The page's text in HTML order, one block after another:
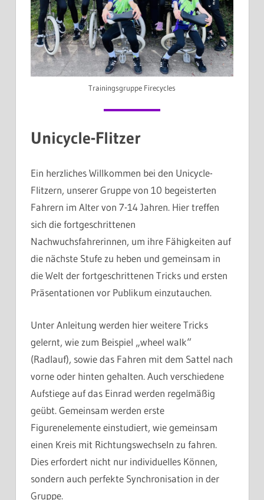
Trainingsgruppe Firecycles
Unicycle-Flitzer
Ein herzliches Willkommen bei den Unicycle-
Flitzern, unserer Gruppe von 10 begeisterten
Fahrern im Alter von 7-14 Jahren. Hier treffen
sich die fortgeschrittenen
Nachwuchsfahrerinnen, um ihre Fähigkeiten auf
die nächste Stufe zu heben und gemeinsam in
die Welt der fortgeschrittenen Tricks und ersten
Präsentationen vor Publikum einzutauchen.
Unter Anleitung werden hier weitere Tricks
gelernt, wie zum Beispiel „wheel walk“
(Radlauf), sowie das Fahren mit dem Sattel nach
vorne oder hinten gehalten. Auch verschiedene
Aufstiege auf das Einrad werden regelmäßig
geübt. Gemeinsam werden erste
Figurenelemente einstudiert, wie gemeinsam
einen Kreis mit Richtungswechseln zu fahren.
Dies erfordert nicht nur individuelles Können,
sondern auch perfekte Synchronisation in der
Gruppe.